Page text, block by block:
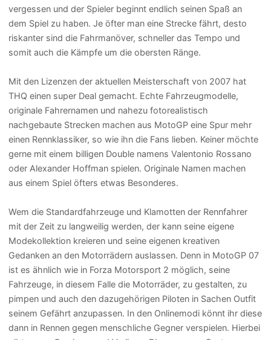
vergessen und der Spieler beginnt endlich seinen Spaß an
dem Spiel zu haben. Je öfter man eine Strecke fährt, desto
riskanter sind die Fahrmanöver, schneller das Tempo und
somit auch die Kämpfe um die obersten Ränge.
Mit den Lizenzen der aktuellen Meisterschaft von 2007 hat
THQ einen super Deal gemacht. Echte Fahrzeugmodelle,
originale Fahrernamen und nahezu fotorealistisch
nachgebaute Strecken machen aus MotoGP eine Spur mehr
einen Rennklassiker, so wie ihn die Fans lieben. Keiner möchte
gerne mit einem billigen Double namens Valentonio Rossano
oder Alexander Hoffman spielen. Originale Namen machen
aus einem Spiel öfters etwas Besonderes.
Wem die Standardfahrzeuge und Klamotten der Rennfahrer
mit der Zeit zu langweilig werden, der kann seine eigene
Modekollektion kreieren und seine eigenen kreativen
Gedanken an den Motorrädern auslassen. Denn in MotoGP 07
ist es ähnlich wie in Forza Motorsport 2 möglich, seine
Fahrzeuge, in diesem Falle die Motorräder, zu gestalten, zu
pimpen und auch den dazugehörigen Piloten in Sachen Outfit
seinem Gefährt anzupassen. In den Onlinemodi könnt ihr diese
dann in Rennen gegen menschliche Gegner verspielen. Hierbei